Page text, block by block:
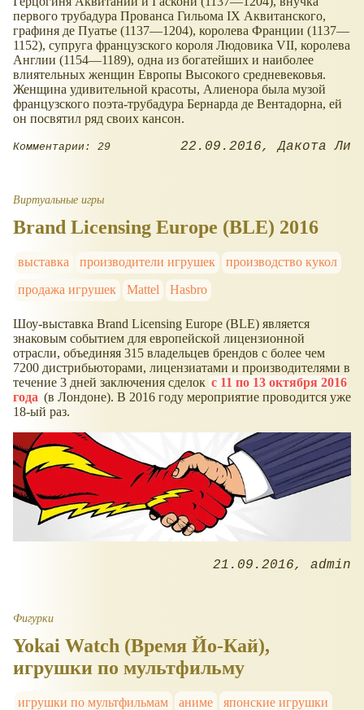
первого трубадура Прованса Гильома IX Аквитанского,
графиня де Пуатье (1137—1204), королева Франции (1137—
1152), супруга французского короля Людовика VII, королева
Англии (1154—1189), одна из богатейших и наиболее
влиятельных женщин Европы Высокого средневековья.
Женщина удивительной красоты, Алиенора была музой
французского поэта-трубадура Бернарда де Вентадорна, ей
он посвятил ряд своих кансон.
Комментарии: 29 22.09.2016 Дакота Ли
Виртуальные игры
Brand Licensing Europe (BLE) 2016
выставка производители игрушек
производство кукол
продажа игрушек
Mattel Hasbro
Шоу-выставка Brand Licensing Europe (BLE) является
знаковым событием для европейской лицензионной
отрасли, объединяя 315 владельцев брендов с более чем
7200 дистрибьюторами, лицензиатами и производителями в
течение 3 дней заключения сделок с 11 по 13 октября 2016
года (в Лондоне). В 2016 году мероприятие проводится уже
18-ый раз.
21.09.2016 admin
Фигурки
Yokai Watch (Время Йо-Кай),
игрушки по мультфильму
игрушки по мультфильмам аниме
японские игрушки